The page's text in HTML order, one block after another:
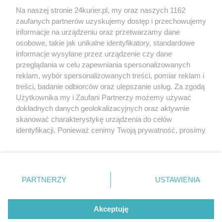
Kilkaset tysięcy w przydworcowy chodnik
Stoczniowa wystawa
POGODA
20℃
Zobacz prognozę na 3 dni
Copyright © 2022 Kurier Szczeciński sp. z o.o.
Wszelkie prawa zastrzeżone
Nota wydawnicza
Nota prawna
Polityka prywatności
Reklama
Na naszej stronie 24kurier.pl, my oraz naszych 1162
zaufanych partnerów uzyskujemy dostęp i przechowujemy
informacje na urządzeniu oraz przetwarzamy dane
osobowe, takie jak unikalne identyfikatory, standardowe
informacje wysyłane przez urządzenie czy dane
przeglądania w celu zapewniania spersonalizowanych
reklam, wybór spersonalizowanych treści, pomiar reklam i
treści, badanie odbiorców oraz ulepszanie usług. Za zgodą
Użytkownika my i Zaufani Partnerzy możemy używać
dokładnych danych geolokalizacyjnych oraz aktywnie
skanować charakterystykę urządzenia do celów
identyfikacji. Ponieważ cenimy Twoją prywatność, prosimy
prywatności znajdujący się w lewym dolnym rogu strony
. Niektóre rodzaje przetwarzania danych nie wymagają
takiemu przetwarzaniu. Preferencje będą miały
zastosowania tylko na tej witrynie.
PARTNERZY USTAWIENIA
Akceptuję